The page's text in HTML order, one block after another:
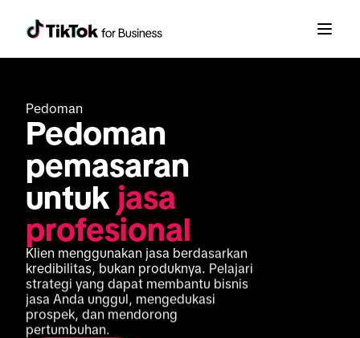
Pedoman
Pedoman
pemasaran
untuk jasa
profesional
Klien menggunakan jasa berdasarkan
kredibilitas, bukan produknya. Pelajari
strategi yang dapat membantu bisnis
jasa Anda unggul, mengedukasi
prospek, dan mendorong
pertumbuhan.